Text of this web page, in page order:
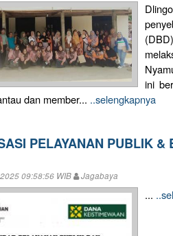
ini
dan member... ..selengkapnya
PELAYANAN PUBLIK &
09:58:56 WIB Jagabaya
...